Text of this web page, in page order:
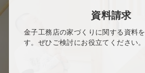
資料請求
金子工務店の家づくりに関する資料
す。ぜひご検討にお役立てください。